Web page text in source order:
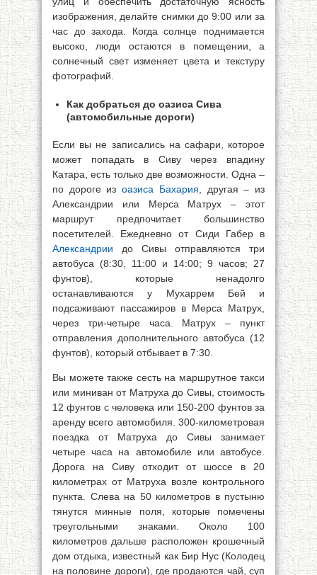
изображения, делайте снимки до 9:00 или за
час до захода. Когда солнце поднимается
высоко, люди остаются в помещении, а
солнечный свет изменяет цвета и текстуру
фотографий.
Как добраться до оазиса Сива
(автомобильные дороги)
Если вы не записались на сафари, которое
может попадать в Сиву через впадину
Катара, есть только две возможности. Одна –
по дороге изоазиса Бахария , другая – из
Александрии или Мерса Матрух – этот
маршрут предпочитает большинство
посетителей. Ежедневно от Сиди Габер в
Александрии до Сивы отправляются три
автобуса (8:30, 11:00 и 14:00; 9 часов; 27
фунтов), которые ненадолго
останавливаются у Мухаррем Бей и
подсаживают пассажиров в Мерса Матрух,
через три-четыре часа. Матрух – пункт
отправления дополнительного автобуса (12
фунтов), который отбывает в 7:30.
Вы можете также сесть на маршрутное такси
или миниван от Матруха до Сивы, стоимость
12 фунтов с человека или 150-200 фунтов за
аренду всего автомобиля. 300-километровая
поездка от Матруха до Сивы занимает
четыре часа на автомобиле или автобусе.
Дорога на Сиву отходит от шоссе в 20
километрах от Матруха возле контрольного
пункта. Слева на 50 километров в пустыню
тянутся минные поля, которые помечены
треугольными знаками. Около 100
километров дальше расположен крошечный
дом отдыха, известный как Бир Нус (Колодец
на половине дороги), где продаются чай, суп